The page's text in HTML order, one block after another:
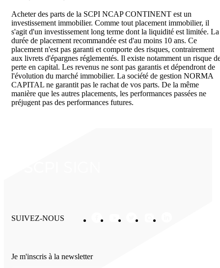
Acheter des parts de la SCPI NCAP CONTINENT est un
investissement immobilier. Comme tout placement immobilier, il
s'agit d'un investissement long terme dont la liquidité est limitée. La
durée de placement recommandée est d'au moins 10 ans. Ce
placement n'est pas garanti et comporte des risques, contrairement
aux livrets d'épargnes réglementés. Il existe notamment un risque
perte en capital. Les revenus ne sont pas garantis et dépendront de
l'évolution du marché immobilier. La société de gestion NORMA
CAPITAL ne garantit pas le rachat de vos parts. De la même
manière que les autres placements, les performances passées ne
préjugent pas des performances futures.
SUIVEZ-NOUS
Je m'inscris à la newsletter